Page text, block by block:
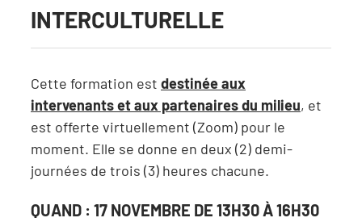
INTERCULTURELLE
Cette formation est destinée aux
intervenants et aux partenaires du milieu, et
est offerte virtuellement (Zoom) pour le
moment. Elle se donne en deux (2) demi-
journées de trois (3) heures chacune.
QUAND : 17 NOVEMBRE DE 13H30 À 16H30